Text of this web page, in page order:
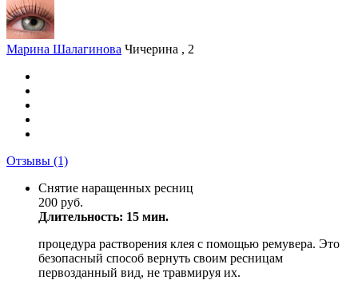
Марина Шалагинова Чичерина , 2
Отзывы (1)
Снятие наращенных ресниц
200 руб.
Длительность: 15 мин.
процедура растворения клея с помощью ремувера. Это
безопасный способ вернуть своим ресницам
первозданный вид, не травмируя их.